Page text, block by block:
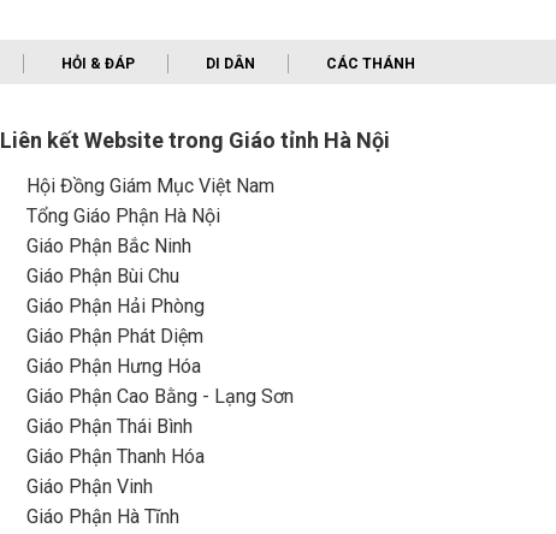
HỎI & ĐÁP DI DÂN CÁC THÁNH
Liên kết Website trong Giáo tỉnh Hà Nội
Hội Đồng Giám Mục Việt Nam
Tổng Giáo Phận Hà Nội
Giáo Phận Bắc Ninh
Giáo Phận Bùi Chu
Giáo Phận Hải Phòng
Giáo Phận Phát Diệm
Giáo Phận Hưng Hóa
Giáo Phận Cao Bằng - Lạng Sơn
Giáo Phận Thái Bình
Giáo Phận Thanh Hóa
Giáo Phận Vinh
Giáo Phận Hà Tĩnh